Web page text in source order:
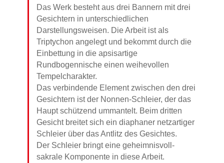
Das Werk besteht aus drei Bannern mit drei
Gesichtern in unterschiedlichen
Darstellungsweisen. Die Arbeit ist als
Triptychon angelegt und bekommt durch die
Einbettung in die apsisartige
Rundbogennische einen weihevollen
Tempelcharakter.
Das verbindende Element zwischen den drei
Gesichtern ist der Nonnen-Schleier, der das
Haupt schützend ummantelt. Beim dritten
Gesicht breitet sich ein diaphaner netzartiger
Schleier über das Antlitz des Gesichtes.
Der Schleier bringt eine geheimnisvoll-
sakrale Komponente in diese Arbeit.